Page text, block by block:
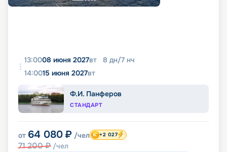
13:0008 июня 2027вт 8 дн/7 нч
14:0015 июня 2027вт
Ф.И. Панферов
СТАНДАРТ
от 64 080 ₽ /чел
71 200₽ /чел
+2 027